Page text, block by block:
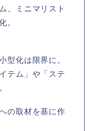
、ミニマリスト
。
型化は限界に。
テム」や「ステ
の取材を基に作